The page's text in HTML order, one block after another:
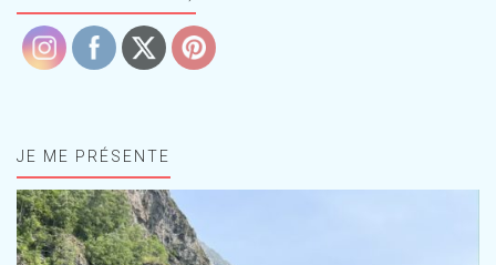
JE ME PRÉSENTE